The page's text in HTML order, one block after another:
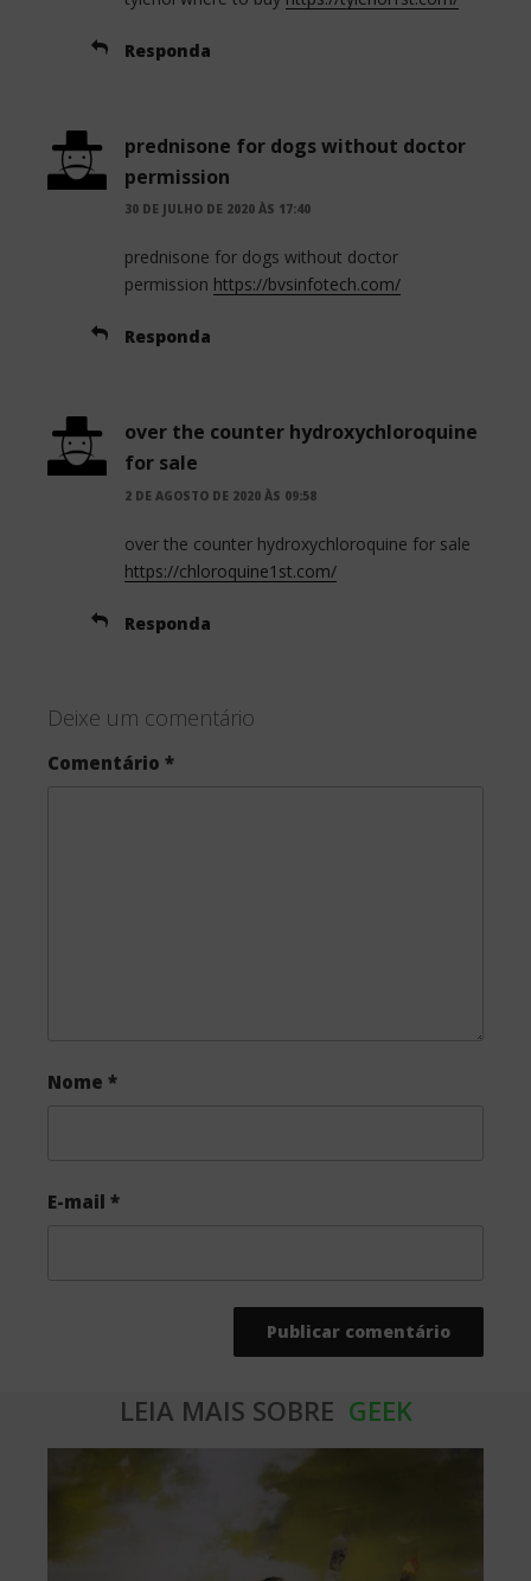
Responda
prednisone for dogs without doctor
permission
30 DE JULHO DE 2020 ÀS 17:40
prednisone for dogs without doctor
permission https://bvsinfotech.com/
Responda
over the counter hydroxychloroquine
for sale
2 DE AGOSTO DE 2020 ÀS 09:58
over the counter hydroxychloroquine for sale
https://chloroquine1st.com/
Responda
Deixe um comentário
Comentário *
Nome *
E-mail *
LEIA MAIS SOBRE GEEK